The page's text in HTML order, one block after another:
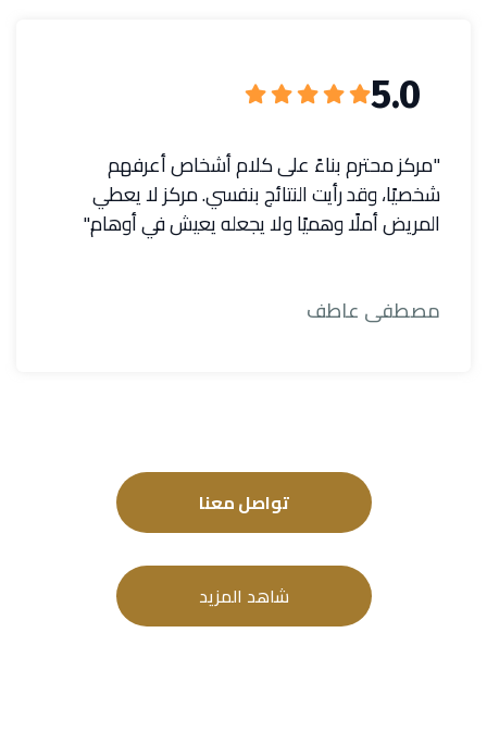
5.0
"مركز محترم بناءً على كلام أشخاص أعرفهم
شخصيًا، وقد رأيت النتائج بنفسي. مركز لا يعطي
المريض أملًا وهميًا ولا يجعله يعيش في أوهام."
مصطفى عاطف
تواصل معنا
شاهد المزيد